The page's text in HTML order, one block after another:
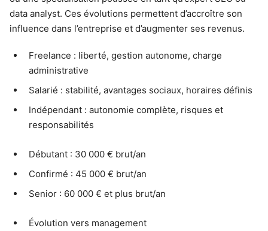
data analyst. Ces évolutions permettent d’accroître son
influence dans l’entreprise et d’augmenter ses revenus.
Freelance : liberté, gestion autonome, charge
administrative
Salarié : stabilité, avantages sociaux, horaires définis
Indépendant : autonomie complète, risques et
responsabilités
Débutant : 30 000 € brut/an
Confirmé : 45 000 € brut/an
Senior : 60 000 € et plus brut/an
Évolution vers management